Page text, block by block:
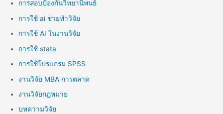
การสอบป้องกันวิทยานิพนธ์
การใช้ ai ช่วยทำวิจัย
การใช้ AI ในงานวิจัย
การใช้ stata
การใช้โปรแกรม SPSS
งานวิจัย MBA การตลาด
งานวิจัยกฎหมาย
บทความวิจัย